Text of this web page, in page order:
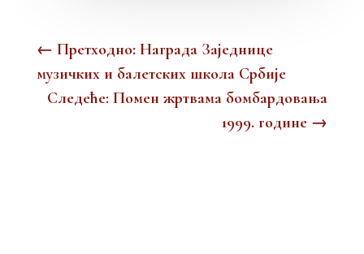
← Претходно: Награда Заједнице
музичких и балетских школа Србије
Следеће: Помен жртвама бомбардовања
1999. године →